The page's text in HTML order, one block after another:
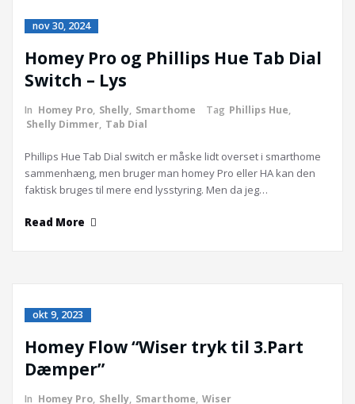
nov 30, 2024
Homey Pro og Phillips Hue Tab Dial
Switch – Lys
In Homey Pro, Shelly, Smarthome Tag Phillips Hue,
Shelly Dimmer, Tab Dial
Phillips Hue Tab Dial switch er måske lidt overset i smarthome
sammenhæng, men bruger man homey Pro eller HA kan den
faktisk bruges til mere end lysstyring. Men da jeg…
Read More
okt 9, 2023
Homey Flow “Wiser tryk til 3.Part
Dæmper”
In Homey Pro, Shelly, Smarthome, Wiser